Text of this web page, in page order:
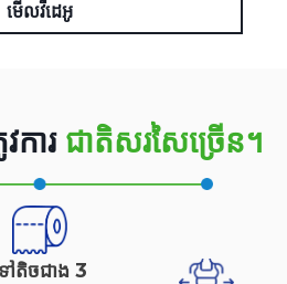
មើលវីដេអូ
ការ ជាតិសរសៃច្រើន។
តិចជាង 3